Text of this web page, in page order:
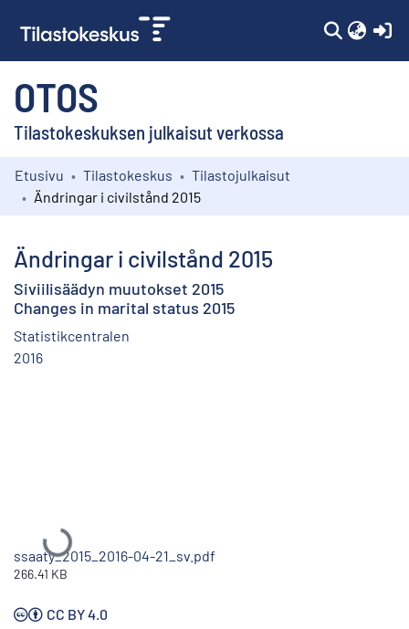
OTOS
Tilastokeskuksen julkaisut verkossa
Kokoelmat
Etusivu Tilastokeskus
Tilastojulkaisut
Ändringar i civilstånd 2015
Ändringar i civilstånd 2015
Siviilisäädyn muutokset 2015
Changes in marital status 2015
Statistikcentralen
2016
Ladataan...
ssaaty_2015_2016-04-21_sv.pdf
266.41 KB
CC BY 4.0